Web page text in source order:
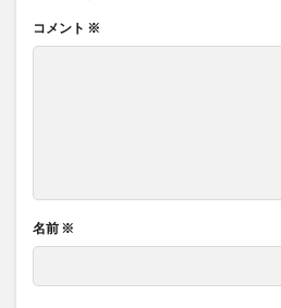
コメント ※
名前 ※